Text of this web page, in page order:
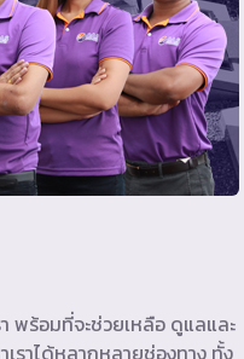
พร้อมที่จะช่วยเหลือ ดูแลและ
าได้หลากหลายช่องทาง ทั้ง